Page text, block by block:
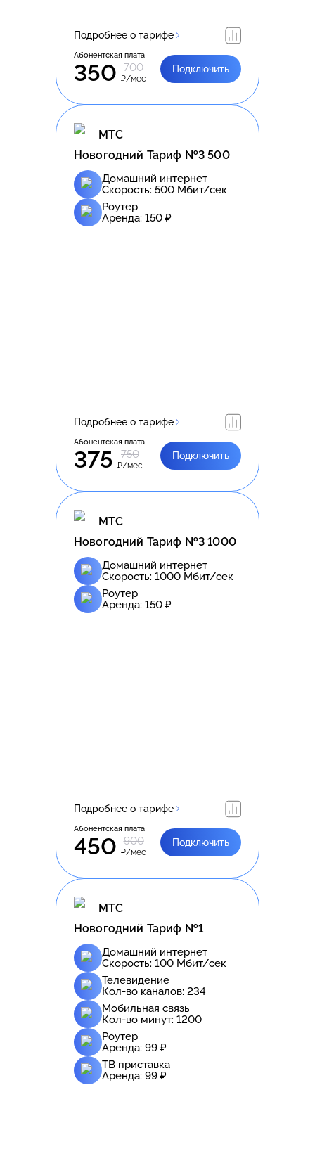
Подробнее о тарифе
Абонентская плата
350 700
₽/мес
Подключить
МТС
Новогодний Тариф №3 500
Домашний интернет
Скорость: 500 Мбит/сек
Роутер
Аренда: 150 ₽
Подробнее о тарифе
Абонентская плата
375 750
₽/мес
Подключить
МТС
Новогодний Тариф №3 1000
Домашний интернет
Скорость: 1000 Мбит/сек
Роутер
Аренда: 150 ₽
Подробнее о тарифе
Абонентская плата
450 900
₽/мес
Подключить
МТС
Новогодний Тариф №1
Домашний интернет
Скорость: 100 Мбит/сек
Телевидение
Кол-во каналов: 234
Мобильная связь
Кол-во минут: 1200
Роутер
Аренда: 99 ₽
ТВ приставка
Аренда: 99 ₽